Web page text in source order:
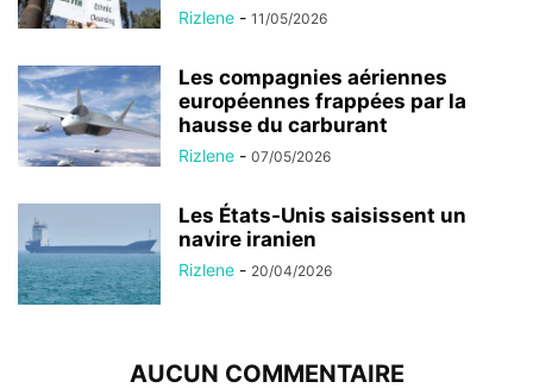
Rizlene - 11/05/2026
Les compagnies aériennes
européennes frappées par la
hausse du carburant
Rizlene - 07/05/2026
Les États-Unis saisissent un
navire iranien
Rizlene - 20/04/2026
AUCUN COMMENTAIRE